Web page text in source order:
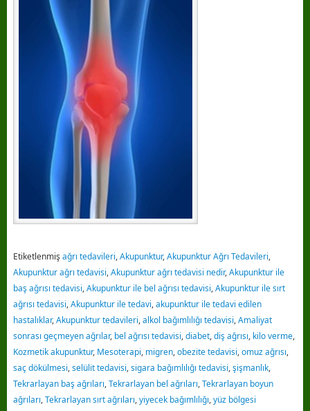
Etiketlenmiş ağrı tedavileri,Akupunktur,Akupunktur Ağrı Tedavileri,
Akupunktur ağrı tedavisi,Akupunktur ağrı tedavisi nedir,Akupunktur ile
baş ağrısı tedavisi,Akupunktur ile bel ağrısı tedavisi,Akupunktur ile sırt
ağrısı tedavisi,Akupunktur ile tedavi,akupunktur ile tedavi edilen
hastalıklar,Akupunktur tedavileri,alkol bağımlılığı tedavisi,Amaliyat
sonrası geçmeyen ağrılar, bel ağrısı tedavisi,diabet,diş ağrısı, kilo verme,
Kozmetik akupunktur, Mesoterapi, migren,obezite tedavisi,omuz ağrısı,
saç dökülmesi,selülit tedavisi,sigara bağımlılığı tedavisi,şişmanlık,
Tekrarlayan baş ağrıları,Tekrarlayan bel ağrıları,Tekrarlayan boyun
ağrıları,Tekrarlayan sırt ağrıları,yiyecek bağımlılığı,yüz bölgesi